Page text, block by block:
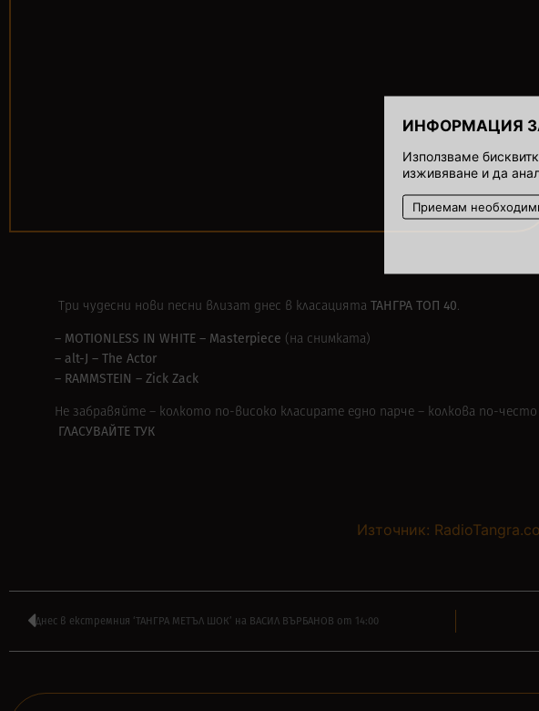
ИНФОРМАЦИЯ
Използваме
изживяване и да
Приемам
Три чудесни нови песни влизат днес в класацията ТАНГРА ТОП 40.
– MOTIONLESS IN WHITE – Masterpiece (на снимката)
– alt-J – The Actor
– RAMMSTEIN – Zick Zack
Не забравяйте – колкото по-високо класирате едно парче – колкова по-
ГЛАСУВАЙТЕ ТУК
Източник:
Днес в екстремния ‘ТАНГРА МЕТЪЛ ШОК’ на ВАСИЛ ВЪРБАНОВ от 14:00